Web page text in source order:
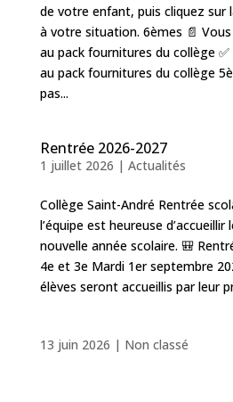
de votre enfant, puis cliquez sur
à votre situation. 6èmes 📄 Vous
au pack fournitures du collège
au pack fournitures du collège
pas...
Rentrée 2026-2027
1 juillet 2026 | Actualités
Collège Saint-André Rentrée
l’équipe est heureuse
nouvelle année scolaire. 🎒
4e et 3e Mardi 1er septembre
élèves seront accueillis par leur
13 juin 2026 | Non classé